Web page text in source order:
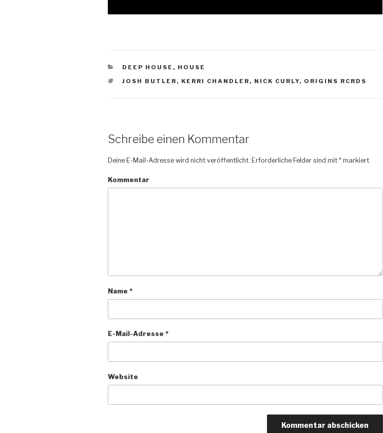
KATEGORIEN
DEEP HOUSE , HOUSE
SCHLAGWÖRTER
JOSH BUTLER , KERRI CHANDLER , NICK CURLY, ORIGINS RCRDS
Schreibe einen Kommentar
Deine E-Mail-Adresse wird nicht veröffentlicht. Erforderliche Felder sind mit* markiert
Kommentar
Name*
E-Mail-Adresse*
Website